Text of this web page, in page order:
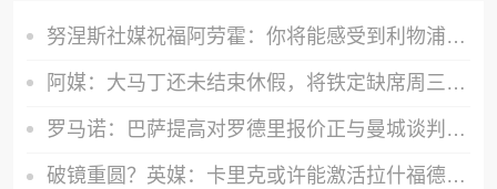
努涅斯社媒祝福阿劳霍：你将能感受到利物浦球迷的爱，他们很特别
阿媒：大马丁还未结束休假，将铁定缺席周三与巴黎的欧超杯决赛
罗马诺：巴萨提高对罗德里报价正与曼城谈判，所有相关方都很乐观
破镜重圆？英媒：卡里克或许能激活拉什福德 唯有时间能检验对错